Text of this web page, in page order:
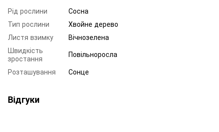
Рід рослини
Сосна
Тип рослини
Хвойне дерево
Листя взимку
Вічнозелена
Швидкість
зростання
Повільноросла
Розташування
Сонце
Відгуки